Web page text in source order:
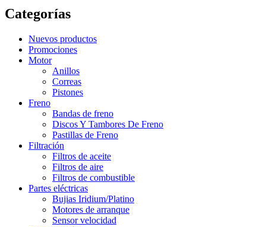
Categorías
Nuevos productos
Promociones
Motor
Anillos
Correas
Pistones
Freno
Bandas de freno
Discos Y Tambores De Freno
Pastillas de Freno
Filtración
Filtros de aceite
Filtros de aire
Filtros de combustible
Partes eléctricas
Bujias Iridium/Platino
Motores de arranque
Sensor velocidad